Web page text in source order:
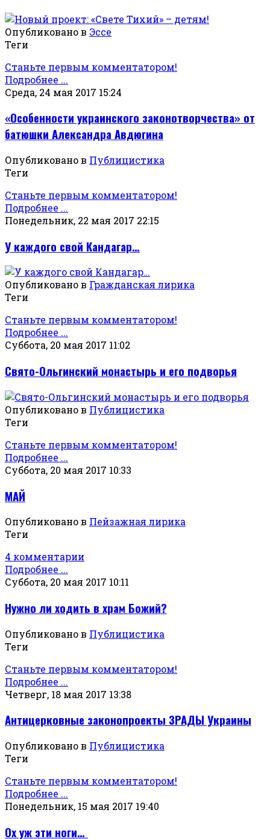
Опубликовано в Эссе
Теги
Станьте первым комментатором!
Подробнее ...
Среда, 24 мая 2017 15:24
«Особенности украинского законотворчества» от
батюшки Александра Авдюгина
Опубликовано в Публицистика
Теги
Станьте первым комментатором!
Подробнее ...
Понедельник, 22 мая 2017 22:15
У каждого свой Кандагар…
Опубликовано в Гражданская лирика
Теги
Станьте первым комментатором!
Подробнее ...
Суббота, 20 мая 2017 11:02
Свято-Ольгинский монастырь и его подворья
Опубликовано в Публицистика
Теги
Станьте первым комментатором!
Подробнее ...
Суббота, 20 мая 2017 10:33
МАЙ
Опубликовано в Пейзажная лирика
Теги
4 комментарии
Подробнее ...
Суббота, 20 мая 2017 10:11
Нужно ли ходить в храм Божий?
Опубликовано в Публицистика
Теги
Станьте первым комментатором!
Подробнее ...
Четверг, 18 мая 2017 13:38
Антицерковные законопроекты ЗРАДЫ Украины
Опубликовано в Публицистика
Теги
Станьте первым комментатором!
Подробнее ...
Понедельник, 15 мая 2017 19:40
Ох уж эти ноги…